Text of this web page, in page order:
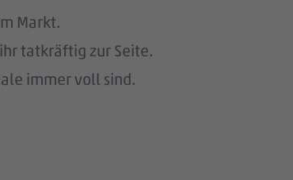
Markt.
tatkräftig zur Seite.
immer voll sind.